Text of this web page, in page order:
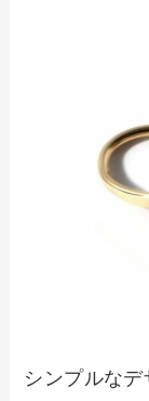
シンプルな